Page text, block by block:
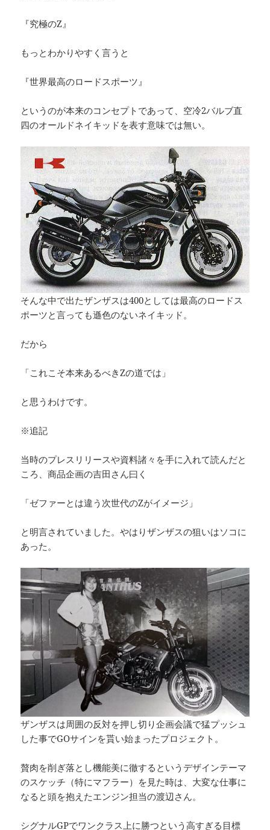
『究極のZ』
もっとわかりやすく言うと
『世界最高のロードスポーツ』
というのが本来のコンセプトであって、空冷2バルブ直
四のオールドネイキッドを表す意味では無い。
そんな中で出たザンザスは400としては最高のロードス
ポーツと言っても遜色のないネイキッド。
だから
「これこそ本来あるべきZの道では」
と思うわけです。
※追記
当時のプレスリリースや資料諸々を手に入れて読んだと
ころ、商品企画の吉田さん曰く
「ゼファーとは違う次世代のZがイメージ」
と明言されていました。やはりザンザスの狙いはソコに
あった。
ザンザスは周囲の反対を押し切り企画会議で猛プッシュ
した事でGOサインを貰い始まったプロジェクト。
贅肉を削ぎ落とし機能美に徹するというデザインテーマ
のスケッチ（特にマフラー）を見た時は、大変な仕事に
なると頭を抱えたエンジン担当の渡辺さん。
シグナルGPでワンクラス上に勝つという高すぎる目標